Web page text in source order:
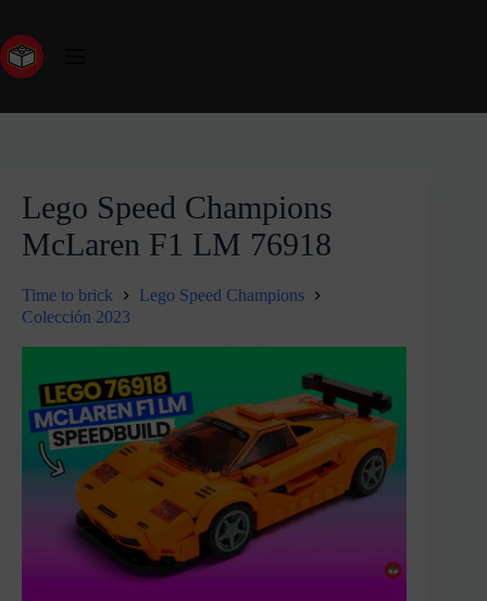
Lego Speed Champions
McLaren F1 LM 76918
Time to brick
Lego Speed Champions
Colección 2023